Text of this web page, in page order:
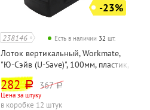
-23%
238146 Есть в наличии 32 шт.
Лоток вертикальный, Workmate,
"Ю-Сэйв (U-Save)", 100мм, пластик,
черный
282 руб. 367 руб.
Цена за штуку
в коробке 12 штук